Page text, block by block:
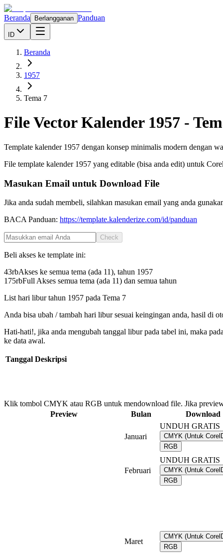
Beranda Berlangganan Panduan
ID
Beranda
1957
Tema 7
File Vector Kalender 1957 -
Template kalender 1957 dengan konsep minimalis modern dengan
File template kalender 1957 yang editable (bisa anda edit) untuk
Masukan Email untuk Download File
Jika anda sudah membeli, silahkan masukan email yang anda
BACA Panduan: https://template.kalenderize.com/id/panduan
Check
Beli akses ke template ini:
43rbAkses ke semua tema (ada 11), tahun 1957
175rbFull Akses semua tema (ada 11) dan semua tahun
List hari libur tahun 1957 pada Tema 7
Anda bisa ubah / tambah hari libur sesuai keingingan anda, hasil di
Hati-hati!, jika anda mengubah tanggal libur pada tabel ini, maka
ke data awal.
Tanggal Deskripsi
Klik tombol CMYK atau RGB untuk mendownload file. Jika
Preview
Bulan Download
Januari
UNDUH GRATIS
CMYK (Untuk
RGB
Februari
UNDUH GRATIS
CMYK (Untuk
RGB
Maret
CMYK (Untuk
RGB